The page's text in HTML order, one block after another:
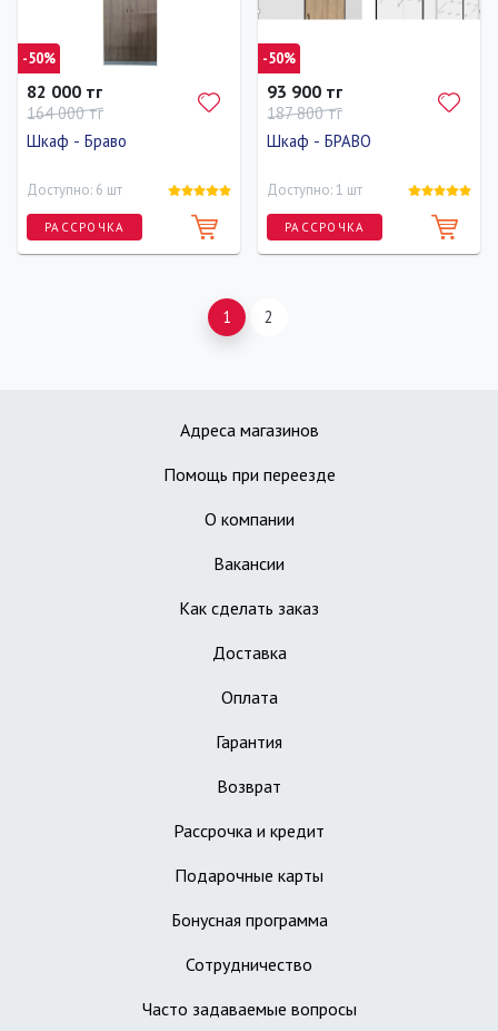
-50%
82 000 тг
164 000 тг
Шкаф - Браво
Доступно: 6 шт
РАССРОЧКА
60 см
-50%
93 900 тг
187 800 тг
Шкаф - БРАВО
Доступно: 1 шт
РАССРОЧКА
100 см
1 2
Адреса магазинов
Помощь при переезде
О компании
Вакансии
Как сделать заказ
Доставка
Оплата
Гарантия
Возврат
Рассрочка и кредит
Подарочные карты
Бонусная программа
Сотрудничество
Часто задаваемые вопросы